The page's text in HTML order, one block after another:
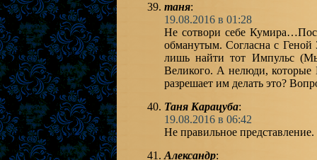
таня:
19.08.2016 в 01:28
Не сотвори себе
обманутым. Согласна с
лишь найти тот Импульс
Великого. А нелюди,
разрешает им делать это?
Таня Карацуба:
19.08.2016 в 06:42
Не правильное
Александр: